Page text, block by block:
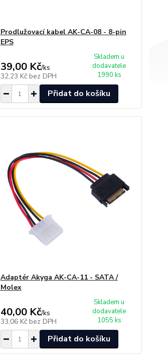
Prodlužovací kabel AK-CA-08 - 8-pin
EPS
39,00 Kč/ks
32,23 Kč bez DPH
Skladem u
dodavatele
1990 ks
Přidat do košíku
Adaptér Akyga AK-CA-11 - SATA /
Molex
40,00 Kč/ks
33,06 Kč bez DPH
Skladem u
dodavatele
1055 ks
Přidat do košíku